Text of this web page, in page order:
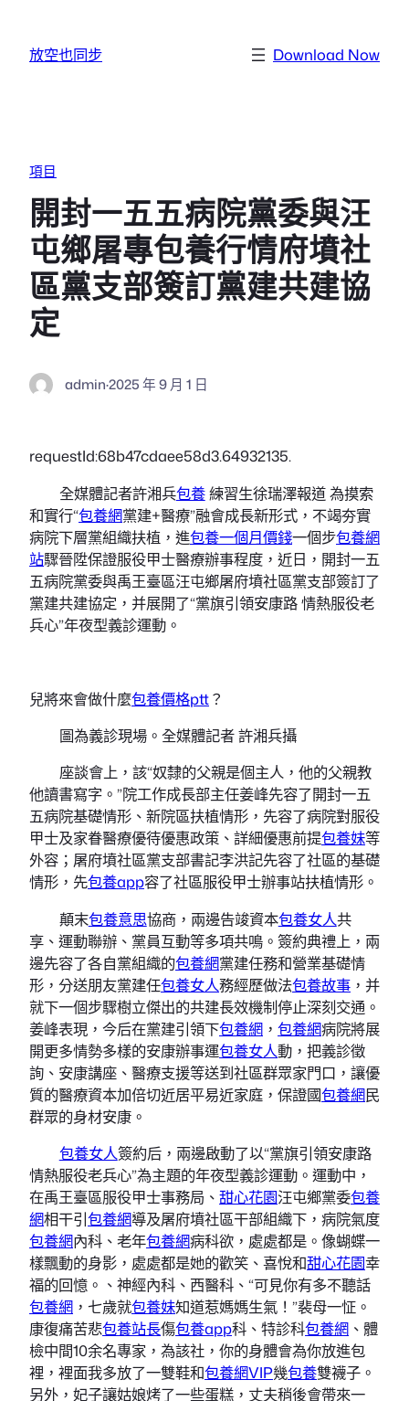
放空也同步 Download Now
項目
開封一五五病院黨委與汪
屯鄉屠專包養行情府墳社
區黨支部簽訂黨建共建協
定
admin·2025 年 9 月 1 日
requestId:68b47cdaee58d3.64932135.
全媒體記者許湘兵包養練習生徐瑞澤報道 為摸索
和實行“包養網黨建+醫療”融會成長新形式，不竭夯實
病院下層黨組織扶植，進包養一個月價錢一個步包養網
站驟晉陞保證服役甲士醫療辦事程度，近日，開封一五
五病院黨委與禹王臺區汪屯鄉屠府墳社區黨支部簽訂了
黨建共建協定，并展開了“黨旗引領安康路 情熱服役老
兵心”年夜型義診運動。
兒將來會做什麼包養價格ptt？
圖為義診現場。全媒體記者 許湘兵攝
座談會上，該“奴隸的父親是個主人，他的父親教
他讀書寫字。”院工作成長部主任姜峰先容了開封一五
五病院基礎情形、新院區扶植情形，先容了病院對服役
甲士及家眷醫療優待優惠政策、詳細優惠前提包養妹等
外容；屠府墳社區黨支部書記李洪記先容了社區的基礎
情形，先包養app容了社區服役甲士辦事站扶植情形。
顛末包養意思協商，兩邊告竣資本包養女人共
享、運動聯辦、黨員互動等多項共鳴。簽約典禮上，兩
邊先容了各自黨組織的包養網黨建任務和營業基礎情
形，分送朋友黨建任包養女人務經歷做法包養故事 ，并
就下一個步驟樹立傑出的共建長效機制停止深刻交通。
姜峰表現，今后在黨建引領下包養網 ， 包養網病院將展
開更多情勢多樣的安康辦事運包養女人動，把義診徵
詢、安康講座、醫療支援等送到社區群眾家門口，讓優
質的醫療資本加倍切近居平易近家庭，保證國包養網民
群眾的身材安康。
包養女人簽約后，兩邊啟動了以“黨旗引領安康路
情熱服役老兵心”為主題的年夜型義診運動。運動中，
在禹王臺區服役甲士事務局、 甜心花園汪屯鄉黨委包養
網相干引包養網導及屠府墳社區干部組織下，病院氣度
包養網內科、老年包養網病科欲，處處都是。像蝴蝶一
樣飄動的身影，處處都是她的歡笑、喜悅和甜心花園幸
福的回憶。、神經內科、西醫科、“可見你有多不聽話
包養網 ，七歲就包養妹知道惹媽媽生氣！”裴母一怔。
康復痛苦悲包養站長傷包養app科、特診科包養網 、體
檢中間10余名專家，為該社，你的身體會為你放進包
裡，裡面我多放了一雙鞋和包養網VIP幾包養雙襪子。
另外，妃子讓姑娘烤了一些蛋糕，丈夫稍後會帶來一